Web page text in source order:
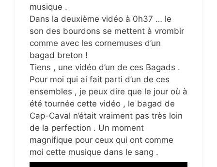
musique .
Dans la deuxième vidéo à 0h37 … le
son des bourdons se mettent à vrombir
comme avec les cornemuses d’un
bagad breton !
Tiens , une vidéo d’un de ces Bagads .
Pour moi qui ai fait parti d’un de ces
ensembles , je peux dire que le jour où à
été tournée cette vidéo , le bagad de
Cap-Caval n’était vraiment pas très loin
de la perfection . Un moment
magnifique pour ceux qui ont comme
moi cette musique dans le sang .